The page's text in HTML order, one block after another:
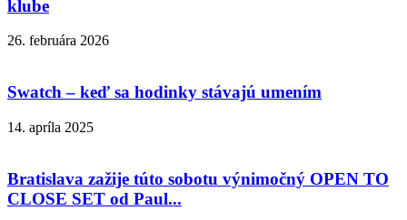
klube
26. februára 2026
Swatch – keď sa hodinky stávajú umením
14. apríla 2025
Bratislava zažije túto sobotu výnimočný OPEN TO
CLOSE SET od Paul...